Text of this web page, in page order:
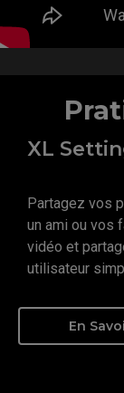
XL
Partagez vos
un ami ou vos
vidéo et
utilisateur
En